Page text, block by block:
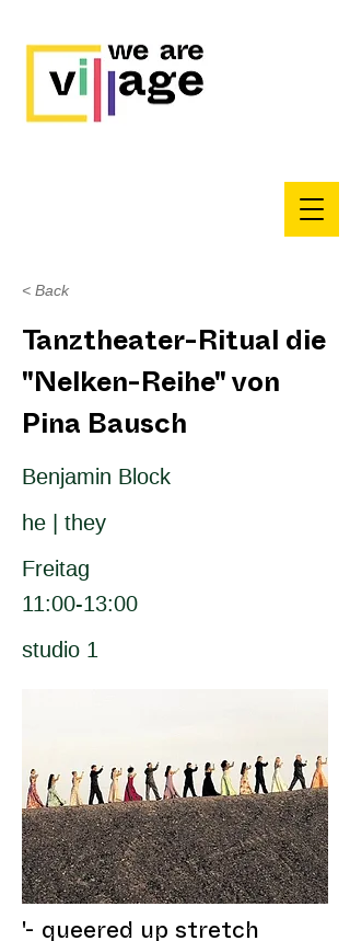
< Back
Tanztheater-Ritual die
"Nelken-Reihe" von
Pina Bausch
Benjamin Block
he | they
Freitag
11:00-13:00
studio 1
'- queered up stretch